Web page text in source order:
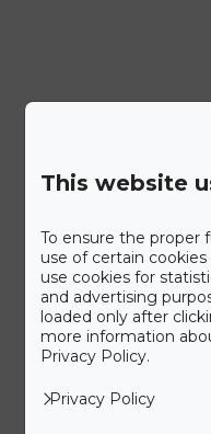
This website
To ensure the proper
use of certain cookies
use cookies for
and advertising
loaded only after
more information
Privacy Policy.
Privacy Policy